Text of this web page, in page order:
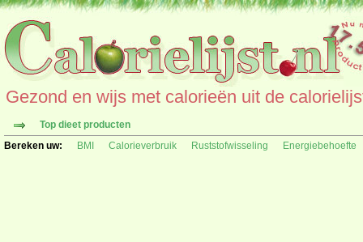
Gezond en wijs met calorieën uit de
Top dieet producten
Bereken uw:
BMI Calorieverbruik Ruststofwisseling Energiebehoefte